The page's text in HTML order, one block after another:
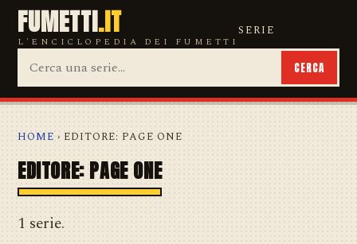
FUMETTI.IT
L'ENCICLOPEDIA DEI FUMETTI
SERIE
CERCA
HOME › EDITORE: PAGE ONE
EDITORE: PAGE ONE
1 serie.